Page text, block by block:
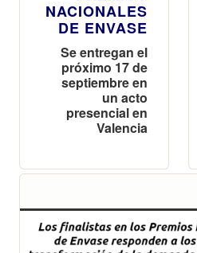
NACIONALES
DE ENVASE
Se entregan el
próximo 17 de
septiembre en
un acto
presencial en
Valencia